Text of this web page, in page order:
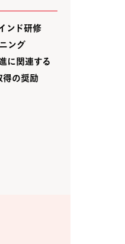
ンド研修
ング
に関連する
得の奨励